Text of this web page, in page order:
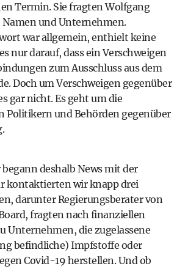
Termin. Sie fragtenWolfgang
und Unternehmen.
war allgemein, enthielt keine
nur darauf, dass ein Verschweigen
zum Ausschluss aus dem
Doch um Verschweigen gegenüber
gar nicht. Es geht um die
Politikern und Behörden gegenüber
deshalb News mit der
kontaktierten wir knapp drei
darunter Regierungsberater von
fragten nach finanziellen
Unternehmen, die zugelassene
befindliche) Impfstoffe oder
Covid-19 herstellen. Und ob